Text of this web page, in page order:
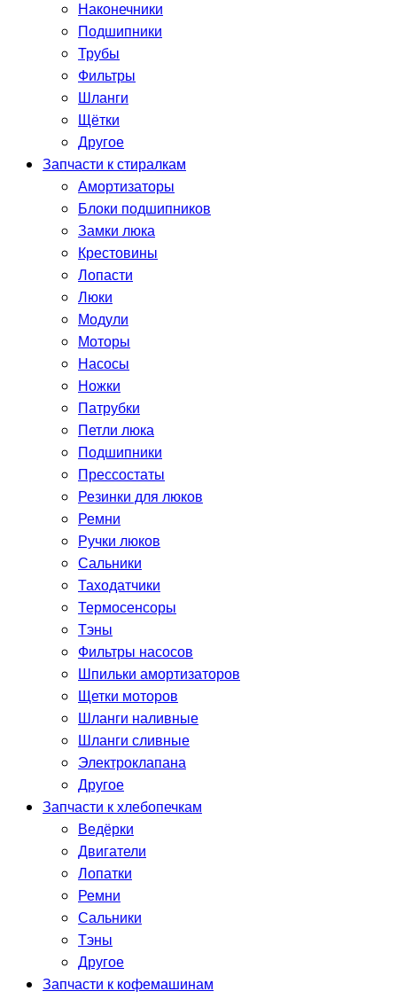
Наконечники
Подшипники
Трубы
Фильтры
Шланги
Щётки
Другое
Запчасти к стиралкам
Амортизаторы
Блоки подшипников
Замки люка
Крестовины
Лопасти
Люки
Модули
Моторы
Насосы
Ножки
Патрубки
Петли люка
Подшипники
Прессостаты
Резинки для люков
Ремни
Ручки люков
Сальники
Таходатчики
Термосенсоры
Тэны
Фильтры насосов
Шпильки амортизаторов
Щетки моторов
Шланги наливные
Шланги сливные
Электроклапана
Другое
Запчасти к хлебопечкам
Ведёрки
Двигатели
Лопатки
Ремни
Сальники
Тэны
Другое
Запчасти к кофемашинам